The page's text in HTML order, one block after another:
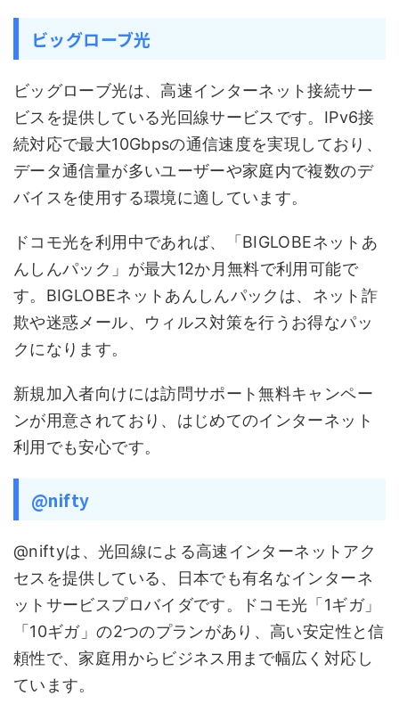
ビッグローブ光
ビッグローブ光は、高速インターネット接続サー
ビスを提供している光回線サービスです。IPv6接
続対応で最大10Gbpsの通信速度を実現しており、
データ通信量が多いユーザーや家庭内で複数のデ
バイスを使用する環境に適しています。
ドコモ光を利用中であれば、「BIGLOBEネットあ
んしんパック」が最大12か月無料で利用可能で
す。BIGLOBEネットあんしんパックは、ネット詐
欺や迷惑メール、ウィルス対策を行うお得なパッ
クになります。
新規加入者向けには訪問サポート無料キャンペー
ンが用意されており、はじめてのインターネット
利用でも安心です。
@nifty
@niftyは、光回線による高速インターネットアク
セスを提供している、日本でも有名なインターネ
ットサービスプロバイダです。ドコモ光「1ギガ」
「10ギガ」の2つのプランがあり、高い安定性と信
頼性で、家庭用からビジネス用まで幅広く対応し
ています。